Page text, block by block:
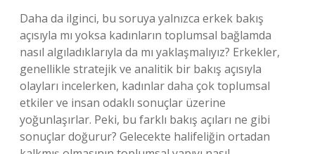
Daha da ilginci, bu soruya yalnızca erkek bakış
açısıyla mı yoksa kadınların toplumsal bağlamda
nasıl algıladıklarıyla da mı yaklaşmalıyız? Erkekler,
genellikle stratejik ve analitik bir bakış açısıyla
olayları incelerken, kadınlar daha çok toplumsal
etkiler ve insan odaklı sonuçlar üzerine
yoğunlaşırlar. Peki, bu farklı bakış açıları ne gibi
sonuçlar doğurur? Gelecekte halifeliğin ortadan